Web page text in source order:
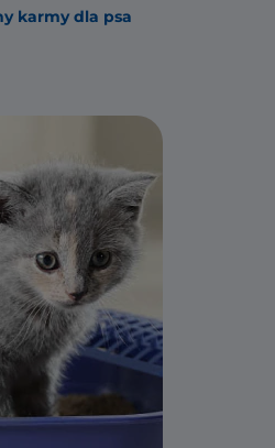
karmy dla psa